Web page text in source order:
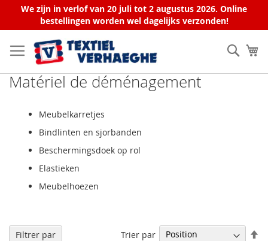
We zijn in verlof van 20 juli tot 2 augustus 2026. Online
bestellingen worden wel dagelijks verzonden!
au
contenu
Matériel de déménagement
Meubelkarretjes
Bindlinten en sjorbanden
Beschermingsdoek op rol
Elastieken
Meubelhoezen
Filtrer par Trier par